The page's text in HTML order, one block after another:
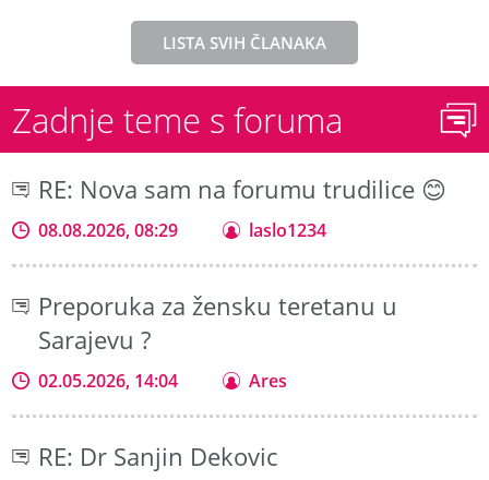
LISTA SVIH ČLANAKA
Zadnje teme s foruma
RE: Nova sam na forumu trudilice 😊
08.08.2026, 08:29 laslo1234
Preporuka za žensku teretanu u
Sarajevu ?
02.05.2026, 14:04 Ares
RE: Dr Sanjin Dekovic